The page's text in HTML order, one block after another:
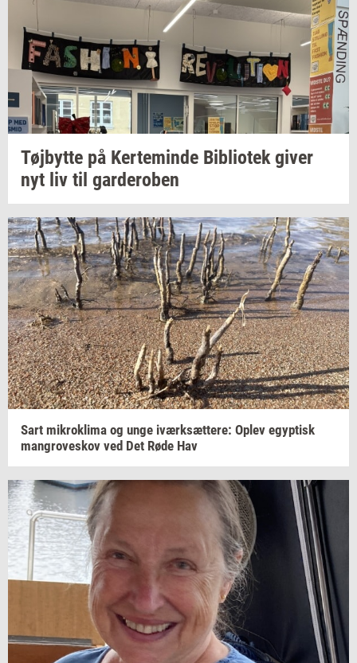
Tøj­byt­te på Ker­te­min­de Bi­bli­o­tekgiver
nyt liv til gar­dero­ben
Sart mi­krokli­ma og unge iværk­sæt­te­re: Oplev egyp­tisk
man­grove­skov ved Det Røde Hav